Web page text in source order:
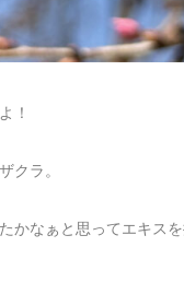
！
クラ。
かなぁと思ってエキス